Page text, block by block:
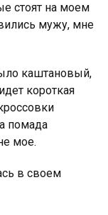
стоят на моем
мужу, мне
каштановый,
короткая
помада
мое.
в своем